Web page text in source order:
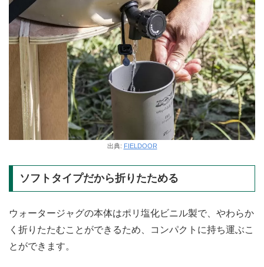
出典: FIELDOOR
ソフトタイプだから折りたためる
ウォータージャグの本体はポリ塩化ビニル製で、やわらか
く折りたたむことができるため、コンパクトに持ち運ぶこ
とができます。